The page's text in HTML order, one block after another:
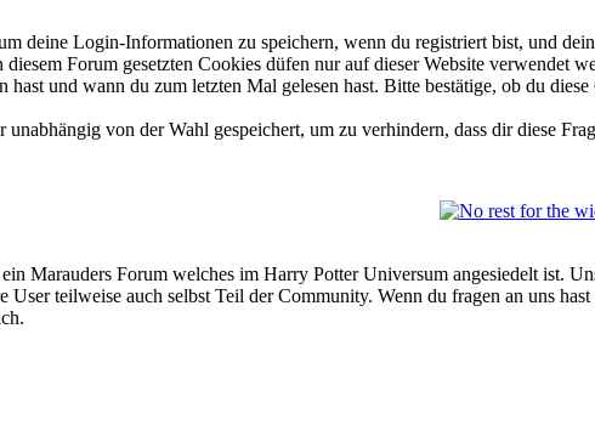
deine Login-Informationen zu speichern, wenn du registriert bist, und
Forum gesetzten Cookies düfen nur auf dieser Website verwendet
hast und wann du zum letzten Mal gelesen hast. Bitte bestätige, ob du
von der Wahl gespeichert, um zu verhindern, dass dir diese
Marauders Forum welches im Harry Potter Universum angesiedelt ist.
teilweise auch selbst Teil der Community. Wenn du fragen an uns